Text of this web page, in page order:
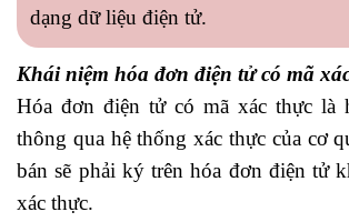
dạng dữ liệu điện tử.
Khái niệm hóa đơn điện tử có mã
Hóa đơn điện tử có mã xác thực là
thông qua hệ thống xác thực của cơ
bán sẽ phải ký trên hóa đơn điện tử
xác thực.